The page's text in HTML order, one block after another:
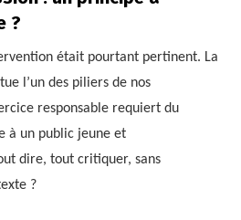
?
était pourtant pertinent. La
l’un des piliers de nos
responsable requiert du
à un public jeune et
dire, tout critiquer, sans
?